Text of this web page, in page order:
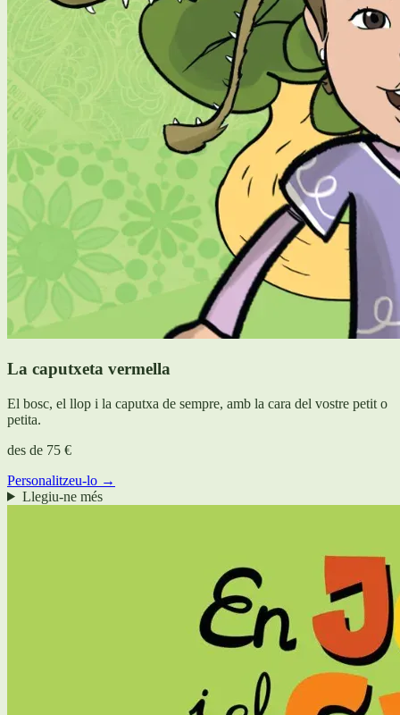
La caputxeta vermella
El bosc, el llop i la caputxa de sempre, amb la cara del vostre petit o
petita.
des de 75 €
Personalitzeu-lo →
Llegiu-ne més